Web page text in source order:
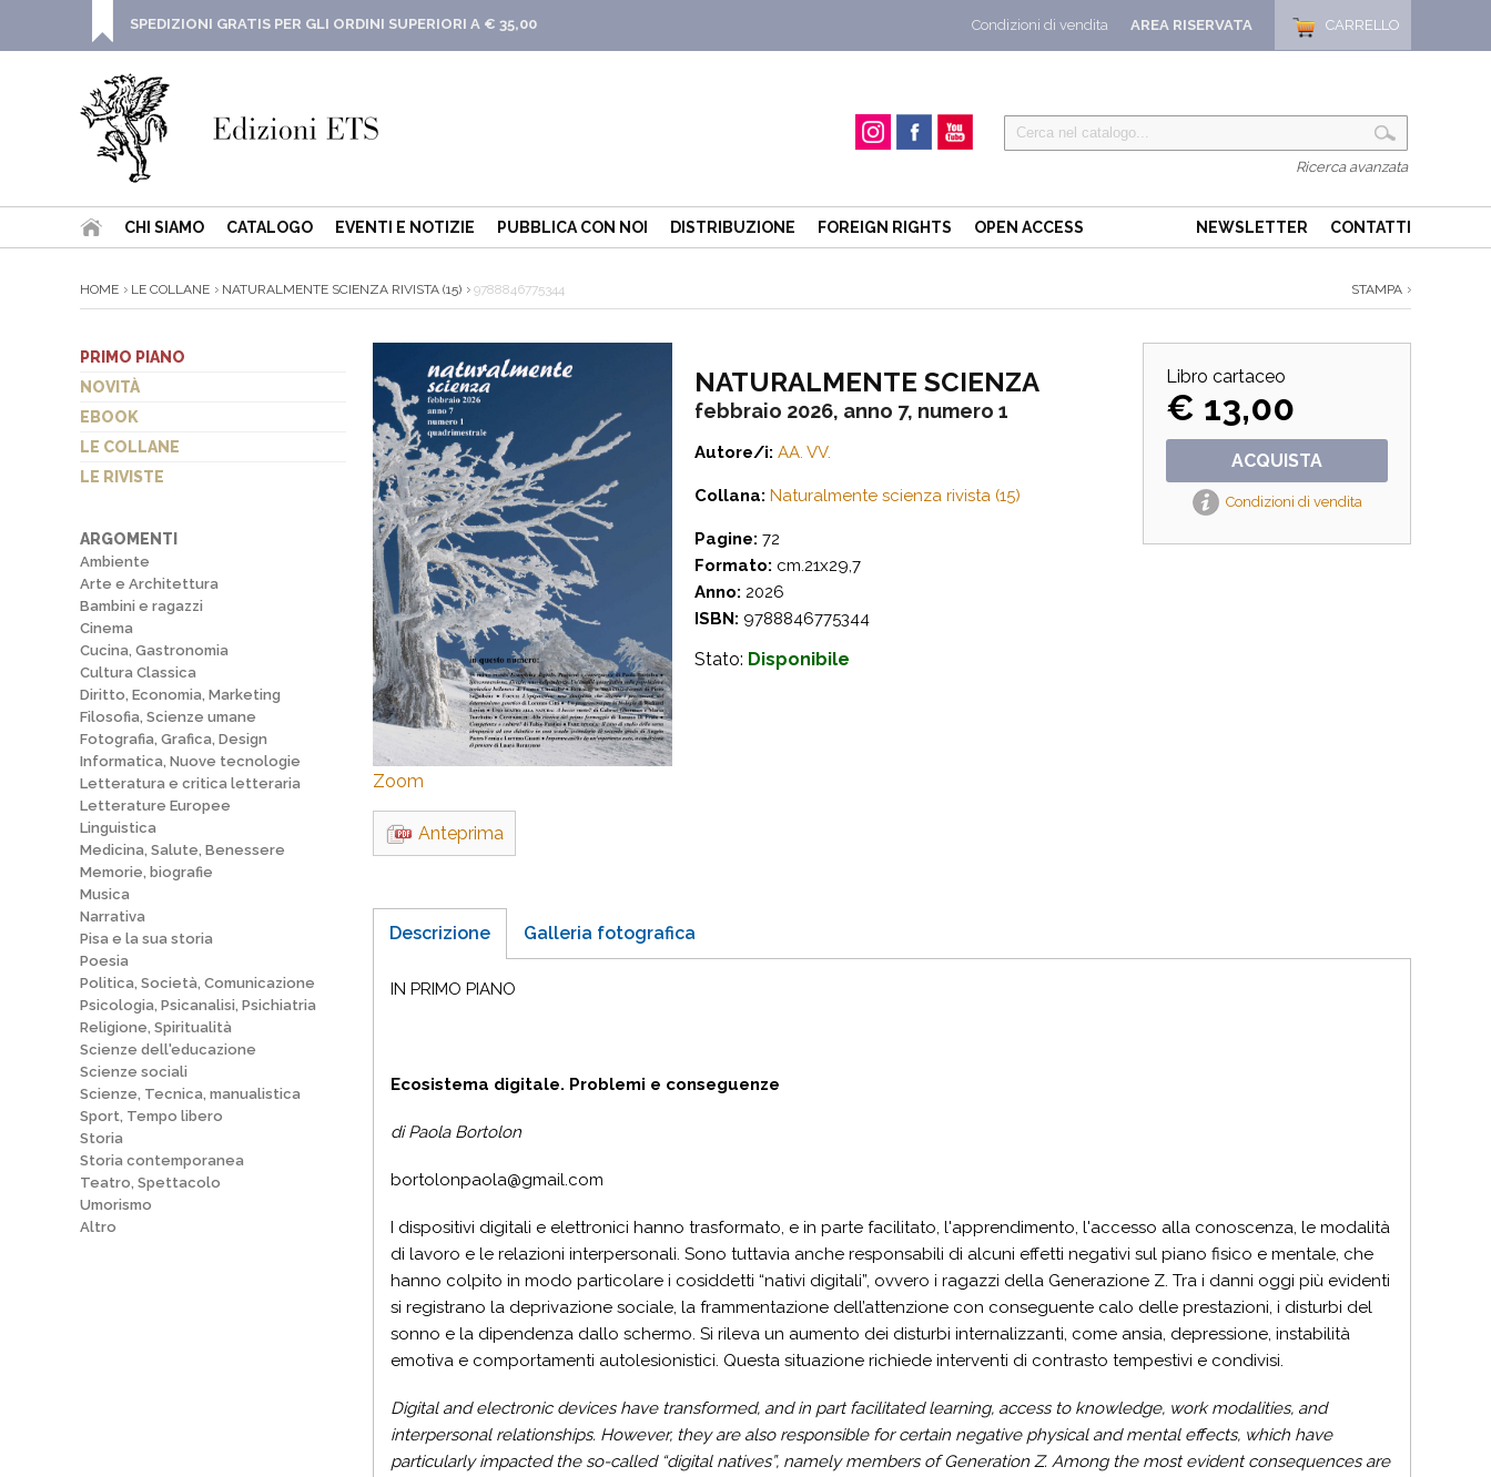
CARRELLO
AREA RISERVATA
Condizioni di vendita
SPEDIZIONI GRATIS PER GLI ORDINI SUPERIORI A € 35,00
Ricerca avanzata
CHI SIAMO CATALOGO EVENTI E NOTIZIE PUBBLICA CON NOI DISTRIBUZIONE FOREIGN RIGHTS OPEN ACCESS NEWSLETTER CONTATTI
HOME LE COLLANE NATURALMENTE SCIENZA RIVISTA (15) 9788846775344 STAMPA
PRIMO PIANO
NOVITÀ
EBOOK
LE COLLANE
LE RIVISTE
ARGOMENTI
Ambiente
Arte e Architettura
Bambini e ragazzi
Cinema
Cucina, Gastronomia
Cultura Classica
Diritto, Economia, Marketing
Filosofia, Scienze umane
Fotografia, Grafica, Design
Informatica, Nuove tecnologie
Letteratura e critica letteraria
Letterature Europee
Linguistica
Medicina, Salute, Benessere
Memorie, biografie
Musica
Narrativa
Pisa e la sua storia
Poesia
Politica, Società, Comunicazione
Psicologia, Psicanalisi, Psichiatria
Religione, Spiritualità
Scienze dell'educazione
Scienze sociali
Scienze, Tecnica, manualistica
Sport, Tempo libero
Storia
Storia contemporanea
Teatro, Spettacolo
Umorismo
Altro
Libro cartaceo
€ 13,00
ACQUISTA
Condizioni di vendita
Zoom
NATURALMENTE SCIENZA
febbraio 2026, anno 7, numero 1
Autore/i: AA. VV.
Collana: Naturalmente scienza rivista (15)
Pagine: 72
Formato: cm.21x29,7
Anno: 2026
ISBN: 9788846775344
Stato: Disponibile
Anteprima
Descrizione Galleria fotografica
IN PRIMO PIANO
Ecosistema digitale. Problemi e conseguenze
di Paola Bortolon
bortolonpaola@gmail.com
I dispositivi digitali e elettronici hanno trasformato, e in parte facilitato, l'apprendimento, l'accesso alla conoscenza, le modalità
di lavoro e le relazioni interpersonali. Sono tuttavia anche responsabili di alcuni effetti negativi sul piano fisico e mentale, che
hanno colpito in modo particolare i cosiddetti “nativi digitali”, ovvero i ragazzi della Generazione Z. Tra i danni oggi più evidenti
si registrano la deprivazione sociale, la frammentazione dell’attenzione con conseguente calo delle prestazioni, i disturbi del
sonno e la dipendenza dallo schermo. Si rileva un aumento dei disturbi internalizzanti, come ansia, depressione, instabilità
emotiva e comportamenti autolesionistici. Questa situazione richiede interventi di contrasto tempestivi e condivisi.
Digital and electronic devices have transformed, and in part facilitated learning, access to knowledge, work modalities, and
interpersonal relationships. However, they are also responsible for certain negative physical and mental effects, which have
particularly impacted the so-called “digital natives”, namely members of Generation Z. Among the most evident consequences are